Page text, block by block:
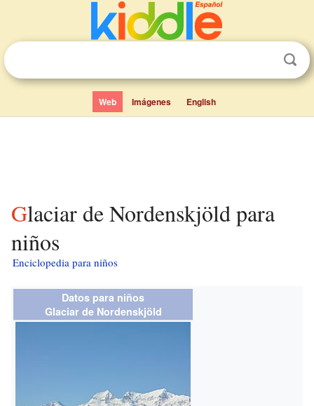
Web Imágenes English
Glaciar de Nordenskjöld para
niños
Enciclopedia para niños
Datos para niños
Glaciar de Nordenskjöld